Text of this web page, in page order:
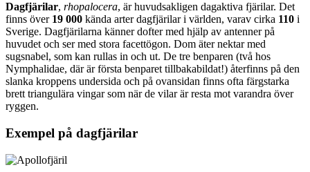
Dagfjärilar, rhopalocera, är huvudsakligen dagaktiva fjärilar. Det
finns över 19 000 kända arter dagfjärilar i världen, varav cirka 110 i
Sverige. Dagfjärilarna känner dofter med hjälp av antenner på
huvudet och ser med stora facettögon. Dom äter nektar med
sugsnabel, som kan rullas in och ut. De tre benparen (två hos
Nymphalidae, där är första benparet tillbakabildat!) återfinns på den
slanka kroppens undersida och på ovansidan finns ofta färgstarka
brett triangulära vingar som när de vilar är resta mot varandra över
ryggen.
Exempel på dagfjärilar